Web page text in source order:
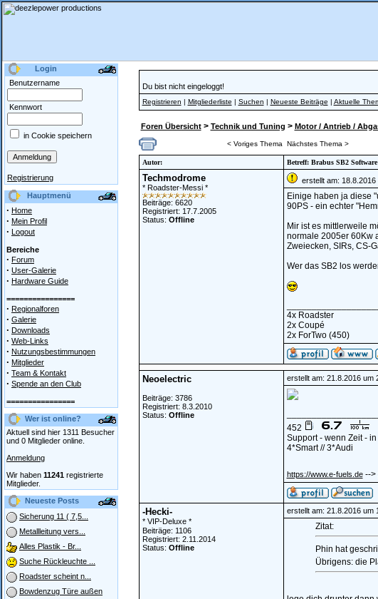
Login
Benutzername
Kennwort
in Cookie speichern
Registrierung
Hauptmenü
· Home
· Mein Profil
· Logout
Bereiche
· Forum
· User-Galerie
· Hardware Guide
================
· Regionalforen
· Galerie
· Downloads
· Web-Links
· Nutzungsbestimmungen
· Mitglieder
· Team & Kontakt
· Spende an den Club
================
Wer ist online?
Aktuell sind hier 1311 Besucher
und 0 Mitglieder online.
Anmeldung
Wir haben 11241 registrierte
Mitglieder.
Neueste Posts
Sicherung 11 ( 7,5...
Metallleitung vers...
Alles Plastik - Br...
Suche Rückleuchte ...
Roadster scheint n...
Bowdenzug Türe außen
Du bist nicht eingeloggt!
Registrieren | Mitgliederliste | Suchen | Neueste Beiträge | Aktuelle
Foren Übersicht> Technik und Tuning > Motor / Antrieb /
< Voriges Thema Nächstes Thema >
Autor: Betreff: Brabus SB2
Techmodrome
* Roadster-Messi *
Beiträge: 6620
Registriert: 17.7.2005
Status: Offline
erstellt am: 18.8.2016
Einige haben ja diese
90PS - ein echter
Mir ist es mittlerweile
normale 2005er 60Kw
Zweiecken, SIRs, CS-
Wer das SB2 los
4x Roadster
2x Coupé
2x ForTwo (450)
Neoelectric
Beiträge: 3786
Registriert: 8.3.2010
Status: Offline
erstellt am: 21.8.2016 um
452
Support - wenn Zeit -
4*Smart // 3*Audi
https://www.e-fuels.de-->
-Hecki-
* VIP-Deluxe *
Beiträge: 1106
Registriert: 2.11.2014
Status: Offline
erstellt am: 21.8.2016 um
Zitat:
Phin hat
Übrigens: die